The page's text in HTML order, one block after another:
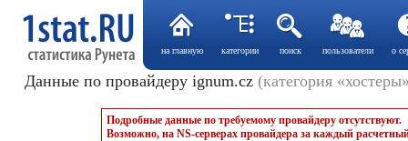
на главную категории поиск пользователи о
Данные по провайдеру ignum.cz (категория
Подробные данные по требуемому провайдеру отсутствуют.
Возможно, на NS-серверах провайдера за каждый